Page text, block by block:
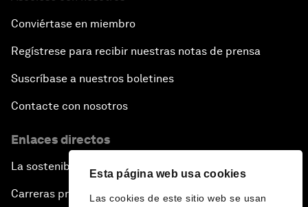
Esta página web usa cookies
Las cookies de este sitio web se usan
Conviértase en miembro
Regístrese para recibir nuestras notas de prensa
Suscríbase a nuestros boletines
Contacte con nosotros
Enlaces directos
La sostenibilidad en el Foro
Carreras profesionales